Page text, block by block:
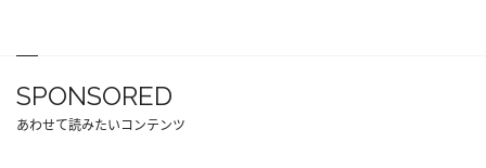
SPONSORED
あわせて読みたいコンテンツ